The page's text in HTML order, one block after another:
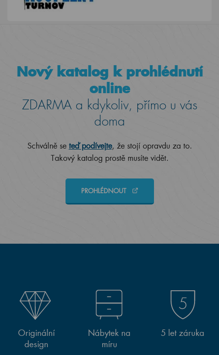
Nový katalog k prohlédnutí
online
ZDARMA a kdykoliv, přímo u vás
doma
Schválně se teď podívejte, že stojí opravdu za to.
Takový katalog prostě musíte vidět.
PROHLÉDNOUT
Originální
design
Nábytek na
míru
5 let záruka